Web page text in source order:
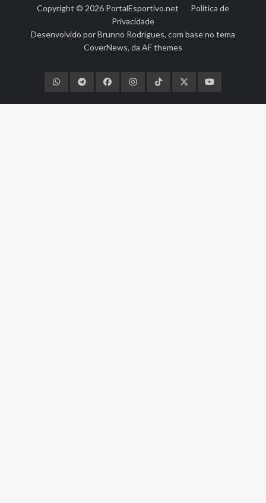
Copyright © 2026 PortalEsportivo.net
Política de
Privacidade
Desenvolvido porBrunno Rodrigues, com base no tema
CoverNews, da AF themes